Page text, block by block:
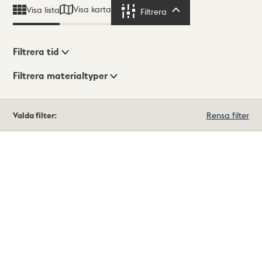
Visa lista Visa karta Filtrera
Visningsläge
Filtrera tid
Filtrera materialtyper
träffar
Valda filter: Rensa filter